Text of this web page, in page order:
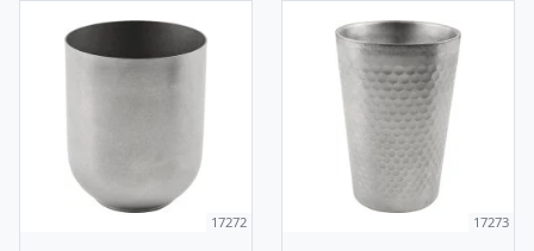
17272 17273